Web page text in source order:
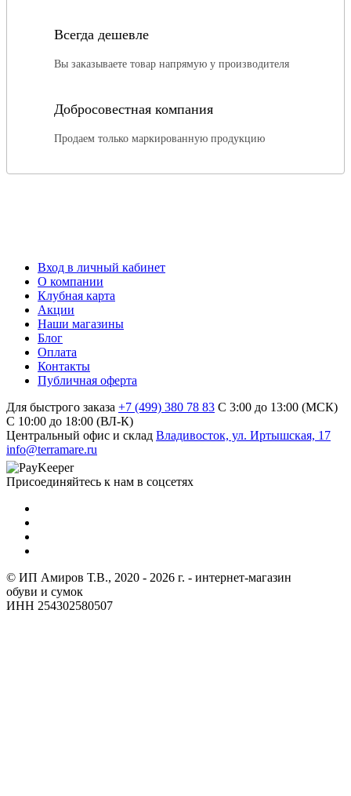
Всегда дешевле
Вы заказываете товар напрямую у производителя
Добросовестная компания
Продаем только маркированную продукцию
Вход в личный кабинет
О компании
Клубная карта
Акции
Наши магазины
Блог
Оплата
Контакты
Публичная оферта
Для быстрого заказа +7 (499) 380 78 83 С 3:00 до 13:00 (МСК)
C 10:00 до 18:00 (ВЛ-К)
Центральный офис и склад Владивосток, ул. Иртышская, 17
info@terramare.ru
Присоединяйтесь к нам в соцсетях
© ИП Амиров Т.В., 2020 - 2026 г. - интернет-магазин
обуви и сумок
ИНН 254302580507